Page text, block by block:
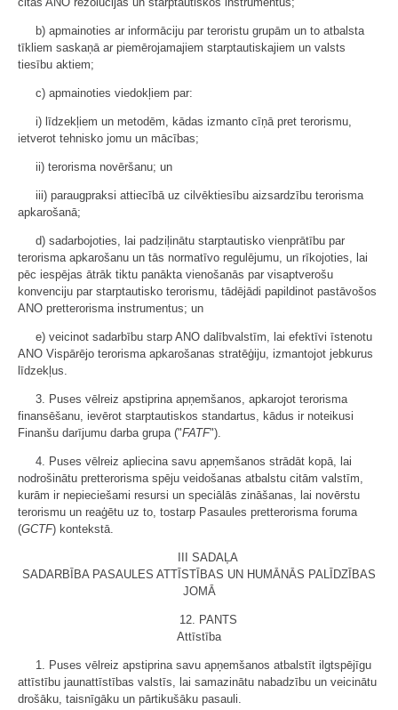
b) apmainoties ar informāciju par teroristu grupām un to atbalsta
tīkliem saskaņā ar piemērojamajiem starptautiskajiem un valsts
tiesību aktiem;
c) apmainoties viedokļiem par:
i) līdzekļiem un metodēm, kādas izmanto cīņā pret terorismu,
ietverot tehnisko jomu un mācības;
ii) terorisma novēršanu; un
iii) paraugpraksi attiecībā uz cilvēktiesību aizsardzību terorisma
apkarošanā;
d) sadarbojoties, lai padziļinātu starptautisko vienprātību par
terorisma apkarošanu un tās normatīvo regulējumu, un rīkojoties, lai
pēc iespējas ātrāk tiktu panākta vienošanās par visaptverošu
konvenciju par starptautisko terorismu, tādējādi papildinot pastāvošos
ANO pretterorisma instrumentus; un
e) veicinot sadarbību starp ANO dalībvalstīm, lai efektīvi īstenotu
ANO Vispārējo terorisma apkarošanas stratēģiju, izmantojot jebkurus
līdzekļus.
3. Puses vēlreiz apstiprina apņemšanos, apkarojot terorisma
finansēšanu, ievērot starptautiskos standartus, kādus ir noteikusi
Finanšu darījumu darba grupa ("FATF").
4. Puses vēlreiz apliecina savu apņemšanos strādāt kopā, lai
nodrošinātu pretterorisma spēju veidošanas atbalstu citām valstīm,
kurām ir nepieciešami resursi un speciālās zināšanas, lai novērstu
terorismu un reaģētu uz to, tostarp Pasaules pretterorisma foruma
(GCTF) kontekstā.
III SADAĻA
SADARBĪBA PASAULES ATTĪSTĪBAS UN HUMĀNĀS PALĪDZĪBAS
JOMĀ
12. PANTS
Attīstība
1. Puses vēlreiz apstiprina savu apņemšanos atbalstīt ilgtspējīgu
attīstību jaunattīstības valstīs, lai samazinātu nabadzību un veicinātu
drošāku, taisnīgāku un pārtikušāku pasauli.